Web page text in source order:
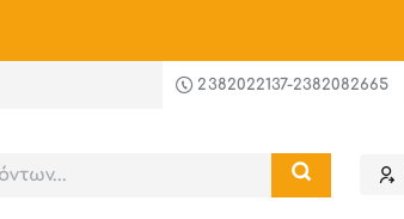
2382022137-2382082665